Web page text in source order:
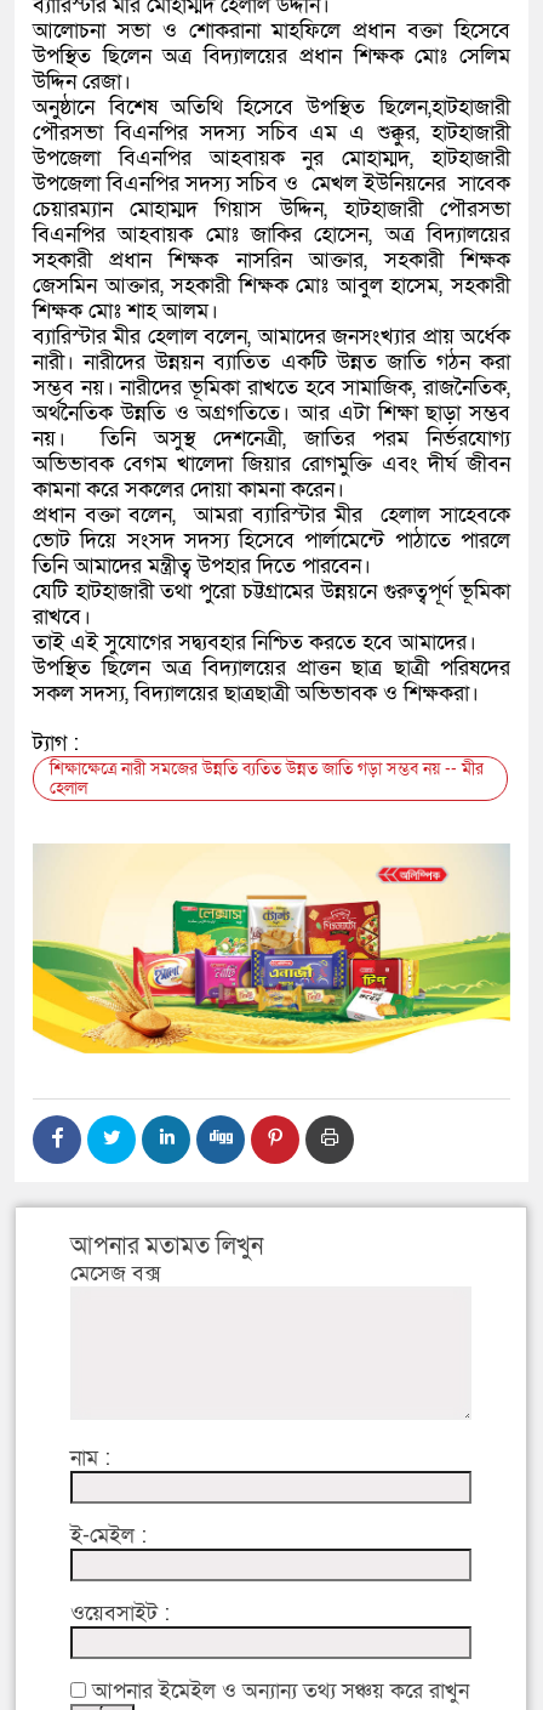
ব্যারিস্টার মীর মোহাম্মদ হেলাল উদ্দীন।
আলোচনা সভা ও শোকরানা মাহফিলে প্রধান বক্তা হিসেবে
উপস্থিত ছিলেন অত্র বিদ্যালয়ের প্রধান শিক্ষক মোঃ সেলিম
উদ্দিন রেজা।
অনুষ্ঠানে বিশেষ অতিথি হিসেবে উপস্থিত ছিলেন,হাটহাজারী
পৌরসভা বিএনপির সদস্য সচিব এম এ শুক্কুর, হাটহাজারী
উপজেলা বিএনপির আহবায়ক নুর মোহাম্মদ, হাটহাজারী
উপজেলা বিএনপির সদস্য সচিব ও মেখল ইউনিয়নের সাবেক
চেয়ারম্যান মোহাম্মদ গিয়াস উদ্দিন, হাটহাজারী পৌরসভা
বিএনপির আহবায়ক মোঃ জাকির হোসেন, অত্র বিদ্যালয়ের
সহকারী প্রধান শিক্ষক নাসরিন আক্তার, সহকারী শিক্ষক
জেসমিন আক্তার, সহকারী শিক্ষক মোঃ আবুল হাসেম, সহকারী
শিক্ষক মোঃ শাহ আলম।
ব্যারিস্টার মীর হেলাল বলেন, আমাদের জনসংখ্যার প্রায় অর্ধেক
নারী। নারীদের উন্নয়ন ব্যাতিত একটি উন্নত জাতি গঠন করা
সম্ভব নয়। নারীদের ভূমিকা রাখতে হবে সামাজিক, রাজনৈতিক,
অর্থনৈতিক উন্নতি ও অগ্রগতিতে। আর এটা শিক্ষা ছাড়া সম্ভব
নয়। তিনি অসুস্থ দেশনেত্রী, জাতির পরম নির্ভরযোগ্য
অভিভাবক বেগম খালেদা জিয়ার রোগমুক্তি এবং দীর্ঘ জীবন
কামনা করে সকলের দোয়া কামনা করেন।
প্রধান বক্তা বলেন, আমরা ব্যারিস্টার মীর হেলাল সাহেবকে
ভোট দিয়ে সংসদ সদস্য হিসেবে পার্লামেন্টে পাঠাতে পারলে
তিনি আমাদের মন্ত্রীত্ব উপহার দিতে পারবেন।
যেটি হাটহাজারী তথা পুরো চট্টগ্রামের উন্নয়নে গুরুত্বপূর্ণ ভূমিকা
রাখবে।
তাই এই সুযোগের সদ্ব্যবহার নিশ্চিত করতে হবে আমাদের।
উপস্থিত ছিলেন অত্র বিদ্যালয়ের প্রাত্তন ছাত্র ছাত্রী পরিষদের
সকল সদস্য, বিদ্যালয়ের ছাত্রছাত্রী অভিভাবক ও শিক্ষকরা।
ট্যাগ :
শিক্ষাক্ষেত্রে নারী সমজের উন্নতি ব্যতিত উন্নত জাতি গড়া সম্ভব নয় -- মীর
হেলাল
আপনার মতামত লিখুন
মেসেজ বক্স
নাম :
ই-মেইল :
ওয়েবসাইট :
আপনার ইমেইল ও অন্যান্য তথ্য সঞ্চয় করে রাখুন